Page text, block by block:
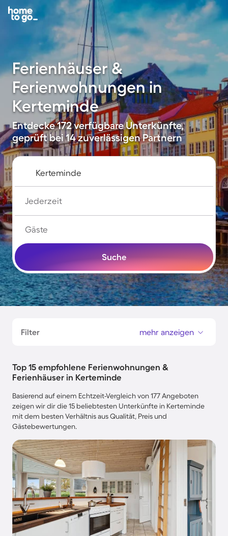
Ferienhäuser &
Ferienwohnungen in
Kerteminde
Entdecke 172 verfügbare Unterkünfte,
geprüft bei 14 zuverlässigen Partnern
Jederzeit
Gäste
Suche
Filter mehr anzeigen
Top 15 empfohlene Ferienwohnungen &
Ferienhäuser in Kerteminde
Basierend auf einem Echtzeit-Vergleich von 177 Angeboten
zeigen wir dir die 15 beliebtesten Unterkünfte in Kerteminde
mit dem besten Verhältnis aus Qualität, Preis und
Gästebewertungen.